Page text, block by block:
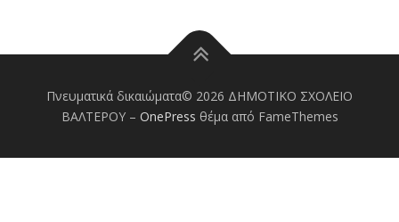
Πνευματικά δικαιώματα© 2026 ΔΗΜΟΤΙΚΟ ΣΧΟΛΕΙΟ
ΒΑΛΤΕΡΟΥ – OnePress θέμα από FameThemes